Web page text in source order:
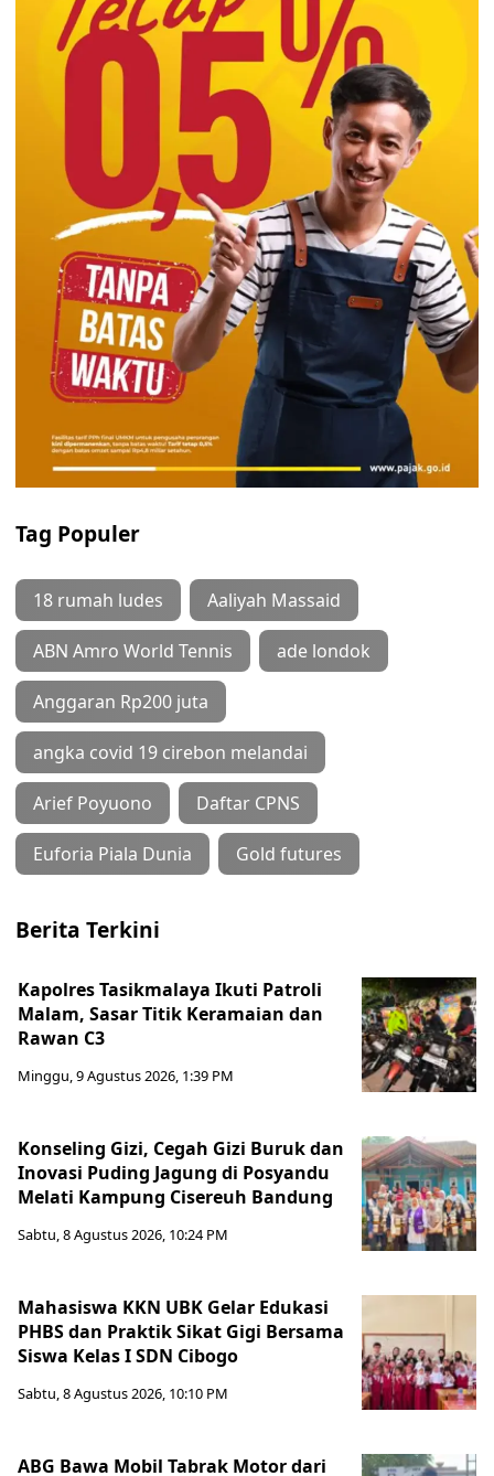
Tag Populer
18 rumah ludes Aaliyah Massaid
ABN Amro World Tennis ade londok
Anggaran Rp200 juta
angka covid 19 cirebon melandai
Arief Poyuono Daftar CPNS
Euforia Piala Dunia Gold futures
Berita Terkini
Kapolres Tasikmalaya Ikuti Patroli
Malam, Sasar Titik Keramaian dan
Rawan C3
Minggu, 9 Agustus 2026, 1:39 PM
Konseling Gizi, Cegah Gizi Buruk dan
Inovasi Puding Jagung di Posyandu
Melati Kampung Cisereuh Bandung
Sabtu, 8 Agustus 2026, 10:24 PM
Mahasiswa KKN UBK Gelar Edukasi
PHBS dan Praktik Sikat Gigi Bersama
Siswa Kelas I SDN Cibogo
Sabtu, 8 Agustus 2026, 10:10 PM
ABG Bawa Mobil Tabrak Motor dari